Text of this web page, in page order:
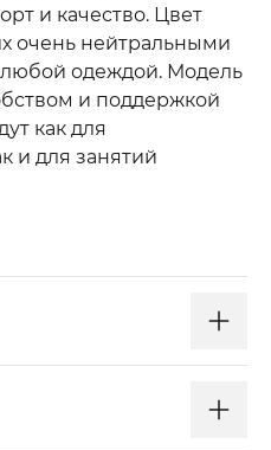
и качество. Цвет
очень нейтральными
одеждой. Модель
и поддержкой
как для
и для занятий